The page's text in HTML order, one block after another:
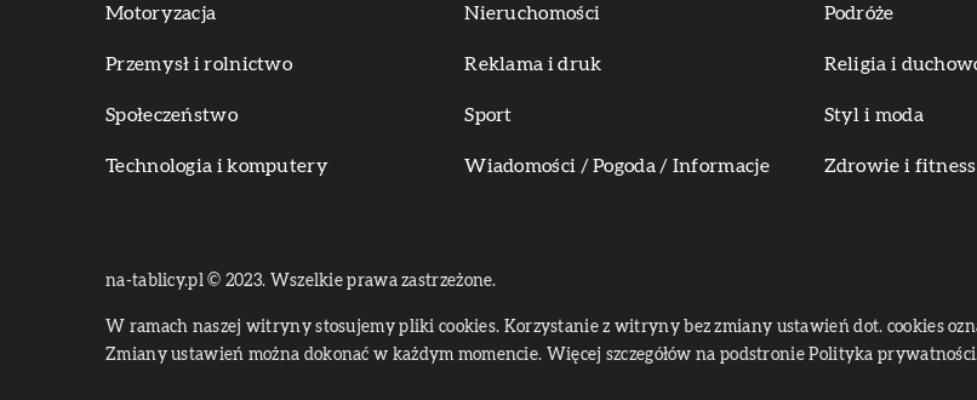
Motoryzacja Nieruchomości Podróże
Przemysł i rolnictwo Reklama i druk Religia i
Społeczeństwo Sport Styl i moda
Technologia i komputery Wiadomości / Pogoda / Informacje Zdrowie i fitness
na-tablicy.pl © 2023. Wszelkie prawa zastrzeżone.
W ramach naszej witryny stosujemy pliki cookies. Korzystanie z witryny bez zmiany ustawień dot. cookies
Zmiany ustawień można dokonać w każdym momencie. Więcej szczegółów na podstroniePolityka prywatności